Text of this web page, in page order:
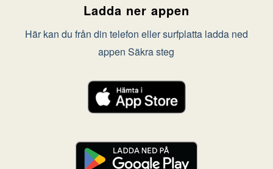
Ladda ner appen
Här kan du från din telefon eller surfplatta ladda ned
appen Säkra steg